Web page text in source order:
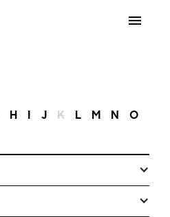
H I J K L M N O